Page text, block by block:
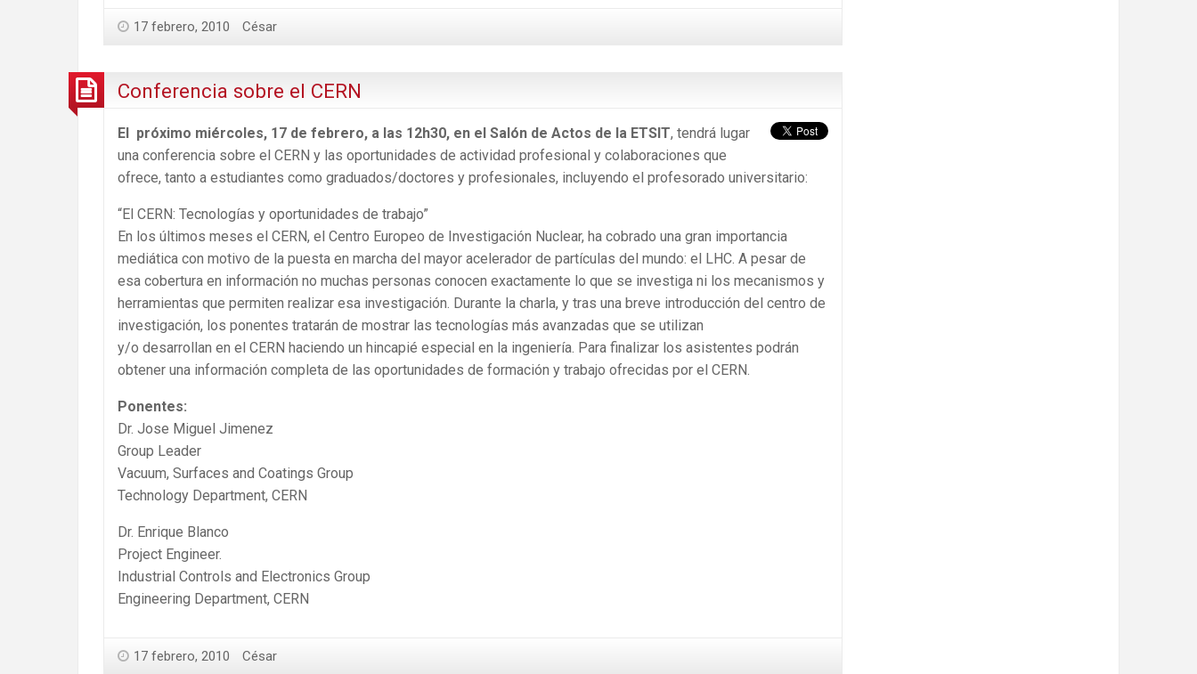
17 febrero, 2010 César
Conferencia sobre el CERN
El próximo miércoles, 17 de febrero, a las 12h30, en el Salón de Actos de la ETSIT, tendrá lugar
una conferencia sobre el CERN y las oportunidades de actividad profesional y colaboraciones que
ofrece, tanto a estudiantes como graduados/doctores y profesionales, incluyendo el profesorado universitario:
“El CERN: Tecnologías y oportunidades de trabajo”
En los últimos meses el CERN, el Centro Europeo de Investigación Nuclear, ha cobrado una gran importancia
mediática con motivo de la puesta en marcha del mayor acelerador de partículas del mundo: el LHC. A pesar de
esa cobertura en información no muchas personas conocen exactamente lo que se investiga ni los mecanismos y
herramientas que permiten realizar esa investigación. Durante la charla, y tras una breve introducción del centro de
investigación, los ponentes tratarán de mostrar las tecnologías más avanzadas que se utilizan
y/o desarrollan en el CERN haciendo un hincapié especial en la ingeniería. Para finalizar los asistentes podrán
obtener una información completa de las oportunidades de formación y trabajo ofrecidas por el CERN.
Ponentes:
Dr. Jose Miguel Jimenez
Group Leader
Vacuum, Surfaces and Coatings Group
Technology Department, CERN
Dr. Enrique Blanco
Project Engineer.
Industrial Controls and Electronics Group
Engineering Department, CERN
17 febrero, 2010 César